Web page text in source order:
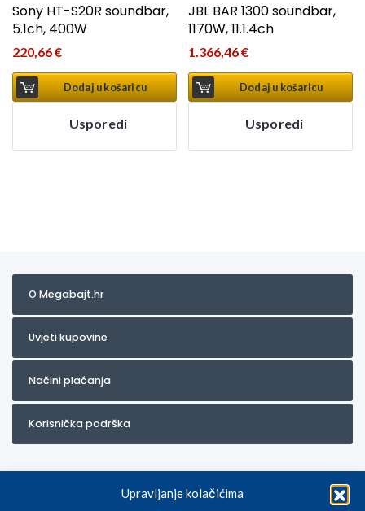
Upravljanje kolačićima
Sony HT-S20R soundbar,
5.1ch, 400W
220,66€
Dodaj u košaricu
Usporedi
JBL BAR 1300 soundbar,
1170W, 11.1.4ch
1.366,46€
Dodaj u košaricu
Usporedi
O Megabajt.hr
Uvjeti kupovine
Načini plaćanja
Korisnička podrška